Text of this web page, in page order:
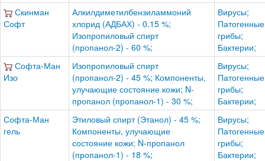
Скинман
Софт
Алкилдиметилбензиламмоний
хлорид (АДБАХ) - 0.15 %;
Изопропиловый спирт
(пропанол-2) - 60 %;
Вирусы;
Патогенные
грибы;
Бактерии;
Софта-Ман
Изо
Изопропиловый спирт
(пропанол-2) - 45 %; Компоненты,
улучающие состояние кожи; N-
пропанол (пропанол-1) - 30 %;
Вирусы;
Патогенные
грибы;
Бактерии;
Софта-Ман
гель
Этиловый спирт (Этанол) - 45 %;
Компоненты, улучающие
состояние кожи; N-пропанол
(пропанол-1) - 18 %;
Вирусы;
Патогенные
грибы;
Бактерии;